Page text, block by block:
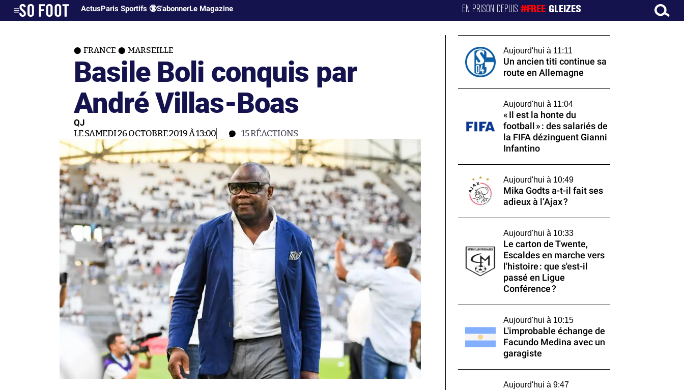
ActusParis Sportifs 🔞S'abonnerLe Magazine EN PRISON DEPUIS#FREE GLEIZES
FRANCE MARSEILLE
Basile Boli conquis par
André Villas-Boas
QJ
LE SAMEDI 26 OCTOBRE 2019 À 13:00 15RÉACTIONS
Aujourd'hui à 11:11
Un ancien titi continue sa
route en Allemagne
Aujourd'hui à 11:04
« Il est la honte du
football » : des salariés de
la FIFA dézinguent Gianni
Infantino
Aujourd'hui à 10:49
Mika Godts a-t-il fait ses
adieux à l’Ajax ?
Aujourd'hui à 10:33
Le carton de Twente,
Escaldes en marche vers
l'histoire : que s'est-il
passé en Ligue
Conférence ?
Aujourd'hui à 10:15
L'improbable échange de
Facundo Medina avec un
garagiste
Aujourd'hui à 9:47